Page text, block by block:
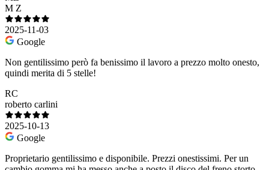
M Z
2025-11-03
Google
Non gentilissimo però fa benissimo il lavoro a prezzo molto onesto,
quindi merita di 5 stelle!
RC
roberto carlini
2025-10-13
Google
Proprietario gentilissimo e disponibile. Prezzi onestissimi. Per un